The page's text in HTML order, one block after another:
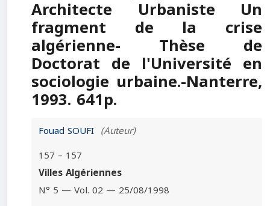
Architecte Urbaniste Un
fragment de la crise
algérienne- Thèse de
Doctorat de l'Université en
sociologie urbaine.-Nanterre,
1993. 641p.
Fouad SOUFI (Auteur)
157 – 157
Villes Algériennes
N° 5 — Vol. 02 — 25/08/1998